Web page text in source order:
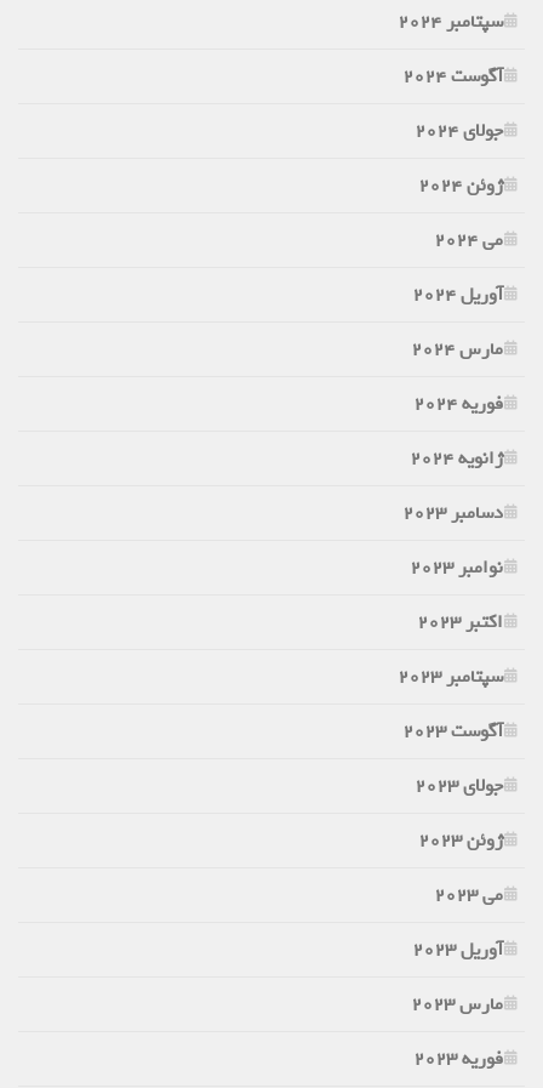
سپتامبر 2024
آگوست 2024
جولای 2024
ژوئن 2024
می 2024
آوریل 2024
مارس 2024
فوریه 2024
ژانویه 2024
دسامبر 2023
نوامبر 2023
اکتبر 2023
سپتامبر 2023
آگوست 2023
جولای 2023
ژوئن 2023
می 2023
آوریل 2023
مارس 2023
فوریه 2023